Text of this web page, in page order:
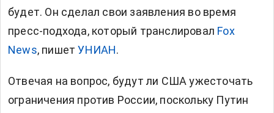
будет. Он сделал свои заявления во время
пресс-подхода, который транслировал Fox
News, пишетУНИАН.
Отвечая на вопрос, будут ли США ужесточать
ограничения против России, поскольку Путин